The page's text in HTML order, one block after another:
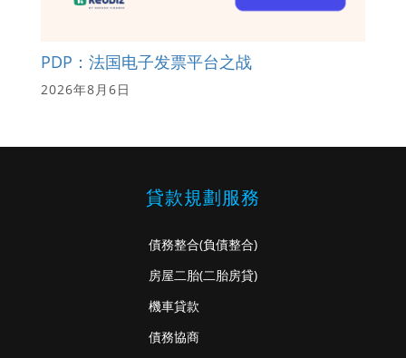
PDP：法国电子发票平台之战
2026年8月6日
貸款規劃服務
債務整合(負債整合)
房屋二胎(二胎房貸)
機車貸款
債務協商